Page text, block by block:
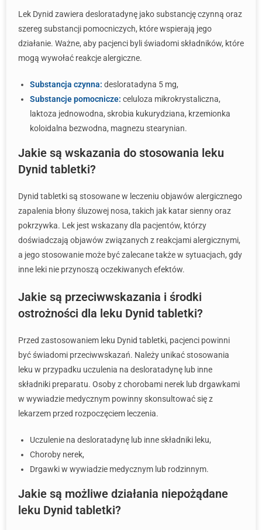
Lek Dynid zawiera desloratadynę jako substancję czynną oraz
szereg substancji pomocniczych, które wspierają jego
działanie. Ważne, aby pacjenci byli świadomi składników, które
mogą wywołać reakcje alergiczne.
Substancja czynna: desloratadyna 5 mg,
Substancje pomocnicze: celuloza mikrokrystaliczna,
laktoza jednowodna, skrobia kukurydziana, krzemionka
koloidalna bezwodna, magnezu stearynian.
Jakie są wskazania do stosowania leku
Dynid tabletki?
Dynid tabletki są stosowane w leczeniu objawów alergicznego
zapalenia błony śluzowej nosa, takich jak katar sienny oraz
pokrzywka. Lek jest wskazany dla pacjentów, którzy
doświadczają objawów związanych z reakcjami alergicznymi,
a jego stosowanie może być zalecane także w sytuacjach, gdy
inne leki nie przynoszą oczekiwanych efektów.
Jakie są przeciwwskazania i środki
ostrożności dla leku Dynid tabletki?
Przed zastosowaniem leku Dynid tabletki, pacjenci powinni
być świadomi przeciwwskazań. Należy unikać stosowania
leku w przypadku uczulenia na desloratadynę lub inne
składniki preparatu. Osoby z chorobami nerek lub drgawkami
w wywiadzie medycznym powinny skonsultować się z
lekarzem przed rozpoczęciem leczenia.
Uczulenie na desloratadynę lub inne składniki leku,
Choroby nerek,
Drgawki w wywiadzie medycznym lub rodzinnym.
Jakie są możliwe działania niepożądane
leku Dynid tabletki?